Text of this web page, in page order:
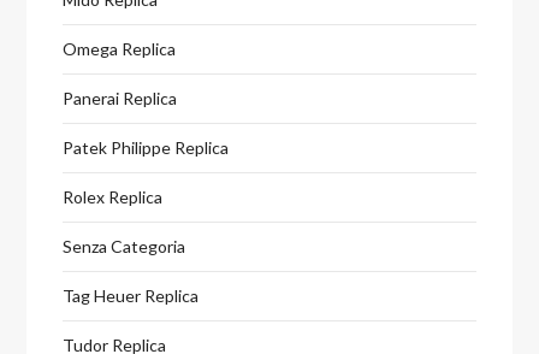
Omega Replica
Panerai Replica
Patek Philippe Replica
Rolex Replica
Senza Categoria
Tag Heuer Replica
Tudor Replica